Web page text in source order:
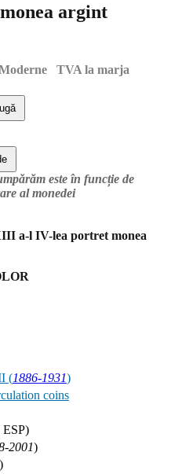
argint
TVA la marja
este în funcție de
al monedei
a-l IV-lea portret monea
(1886-1931)
coins
ESP)
2001)